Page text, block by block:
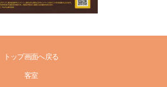
トップ画面へ戻る
客室